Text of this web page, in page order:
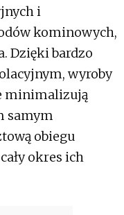
i
kominowych,
Dzięki bardzo
wyroby
minimalizują
samym
obiegu
okres ich